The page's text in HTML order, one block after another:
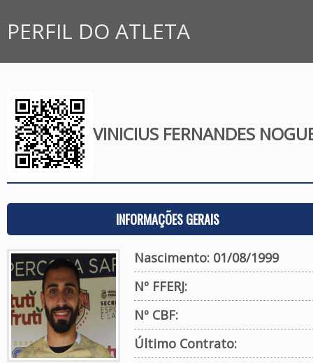
PERFIL DO ATLETA
VINICIUS FERNANDES
INFORMAÇÕES GERAIS
Nascimento: 01/08/1999
Nº FFERJ:
Nº CBF:
Último Contrato: